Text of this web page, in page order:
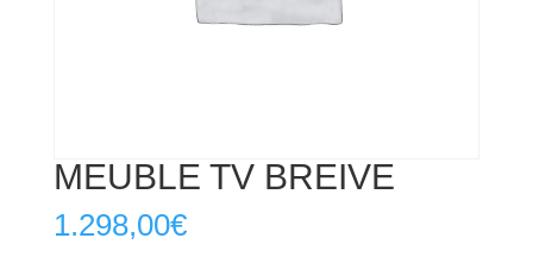
MEUBLE TV BREIVE
1.298,00€